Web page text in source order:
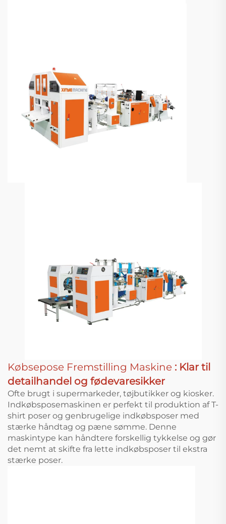
Købsepose Fremstilling Maskine : Klar til
detailhandel og fødevaresikker
Ofte brugt i supermarkeder, tøjbutikker og kiosker.
Indkøbsposemaskinen er perfekt til produktion af T-
shirt poser og genbrugelige indkøbsposer med
stærke håndtag og pæne sømme. Denne
maskintype kan håndtere forskellig tykkelse og gør
det nemt at skifte fra lette indkøbsposer til ekstra
stærke poser.